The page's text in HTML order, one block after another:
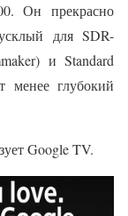
Он прекрасно
для SDR-
и Standard
менее глубокий
Google TV.